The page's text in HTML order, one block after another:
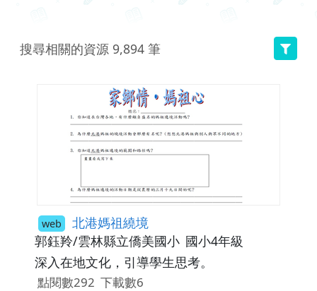
搜尋相關的資源 9,894 筆
web 北港媽祖繞境
郭鈺羚/雲林縣立僑美國小 國小4年級
深入在地文化，引導學生思考。
點閱數292 下載數6